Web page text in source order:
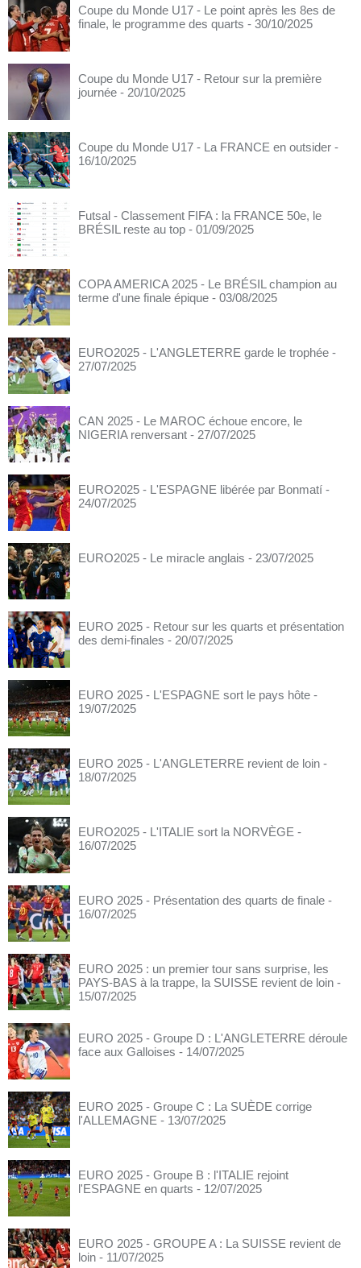
Coupe du Monde U17 - Le point après les 8es de
finale, le programme des quarts - 30/10/2025
Coupe du Monde U17 - Retour sur la première
journée - 20/10/2025
Coupe du Monde U17 - La FRANCE en outsider -
16/10/2025
Futsal - Classement FIFA : la FRANCE 50e, le
BRÉSIL reste au top - 01/09/2025
COPA AMERICA 2025 - Le BRÉSIL champion au
terme d'une finale épique - 03/08/2025
EURO2025 - L'ANGLETERRE garde le trophée -
27/07/2025
CAN 2025 - Le MAROC échoue encore, le
NIGERIA renversant - 27/07/2025
EURO2025 - L'ESPAGNE libérée par Bonmatí -
24/07/2025
EURO2025 - Le miracle anglais - 23/07/2025
EURO 2025 - Retour sur les quarts et présentation
des demi-finales - 20/07/2025
EURO 2025 - L'ESPAGNE sort le pays hôte -
19/07/2025
EURO 2025 - L'ANGLETERRE revient de loin -
18/07/2025
EURO2025 - L'ITALIE sort la NORVÈGE -
16/07/2025
EURO 2025 - Présentation des quarts de finale -
16/07/2025
EURO 2025 : un premier tour sans surprise, les
PAYS-BAS à la trappe, la SUISSE revient de loin -
15/07/2025
EURO 2025 - Groupe D : L'ANGLETERRE déroule
face aux Galloises - 14/07/2025
EURO 2025 - Groupe C : La SUÈDE corrige
l'ALLEMAGNE - 13/07/2025
EURO 2025 - Groupe B : l'ITALIE rejoint
l'ESPAGNE en quarts - 12/07/2025
EURO 2025 - GROUPE A : La SUISSE revient de
loin - 11/07/2025